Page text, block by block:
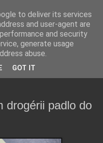
možné.
drogérii padlo do
to deliver its services
and user-agent are
and security
generate usage
abuse.
GOT IT